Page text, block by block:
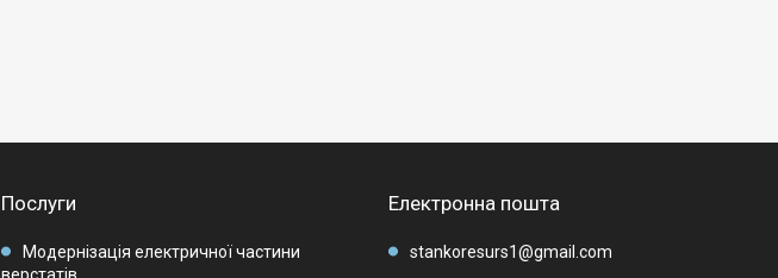
Послуги
Модернізація електричної частини
Електронна пошта
stankoresurs1@gmail.com